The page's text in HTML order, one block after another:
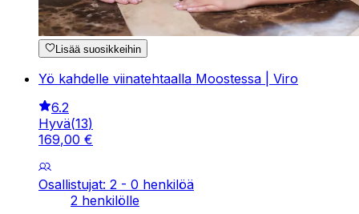
Lisää suosikkeihin
Yö kahdelle viinatehtaalla Moostessa | Viro
6.2
Hyvä(13)
169,00 €
Osallistujat: 2 - 0 henkilöä
2 henkilölle